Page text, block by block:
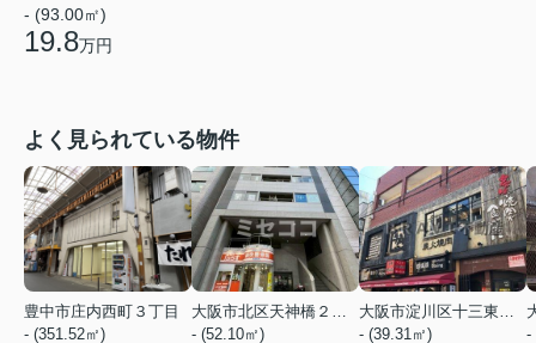
- (93.00㎡)
19.8万円
よく見られている物件
豊中市庄内西町３丁目
- (351.52㎡)
- (52.10㎡)
- (39.31㎡)
-